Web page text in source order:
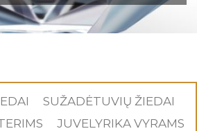
SUŽADĖTUVIŲ ŽIEDAI
JUVELYRIKA VYRAMS